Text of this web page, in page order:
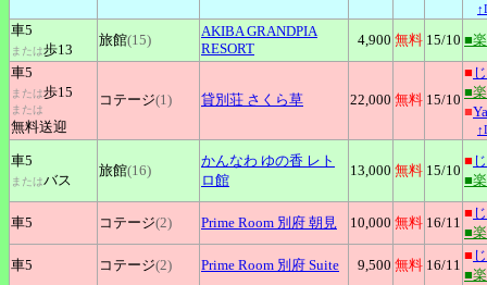
車5
または歩13
旅館(15)
AKIBAGRANDPIA
RESORT
4,900 無料 15/10 ■
車5
または歩15
または
無料送迎
コテージ(1) 貸別荘 さくら草 22,000 無料 15/10
■
■
■
車5
またはバス
旅館(16)
かんなわ ゆの香 レト
ロ館
13,000 無料 15/10
■
■
車5 コテージ(2) Prime Room 別府 朝見 10,000 無料 16/11
■
■
車5
コテージ(2) Prime Room 別府 Suite 9,500 無料 16/11
■
■